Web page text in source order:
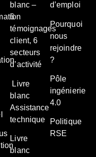
blanc –
6
témoignages
client, 6
secteurs
d’activité
Livre
blanc
Assistance
technique
Livre
blanc
d’emploi
Pourquoi
nous
rejoindre
?
Pôle
ingénierie
4.0
Politique
RSE